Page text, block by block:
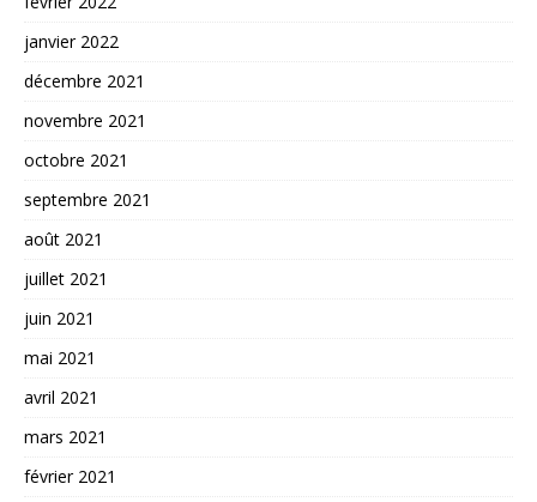
janvier 2022
décembre 2021
novembre 2021
octobre 2021
septembre 2021
août 2021
juillet 2021
juin 2021
mai 2021
avril 2021
mars 2021
février 2021